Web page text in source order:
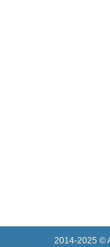
2014-2025 ©